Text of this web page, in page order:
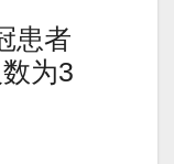
患者
为3